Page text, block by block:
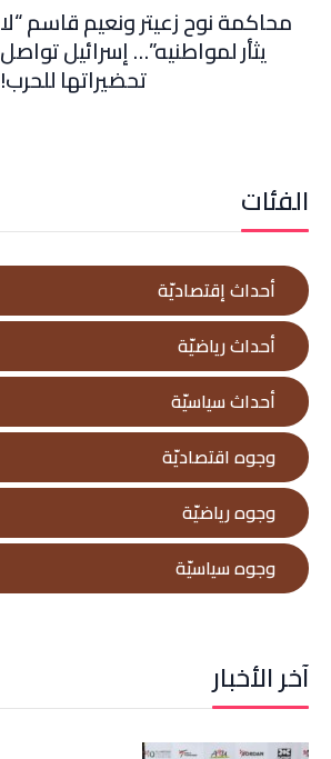
محاكمة نوح زعيتر ونعيم قاسم “لا
يثأر لمواطنيه”… إسرائيل تواصل
تحضيراتها للحرب!
الفئات
أحداث إقتصاديّة
أحداث رياضيّة
أحداث سياسيّة
وجوه اقتصاديّة
وجوه رياضيّة
وجوه سياسيّة
آخر الأخبار